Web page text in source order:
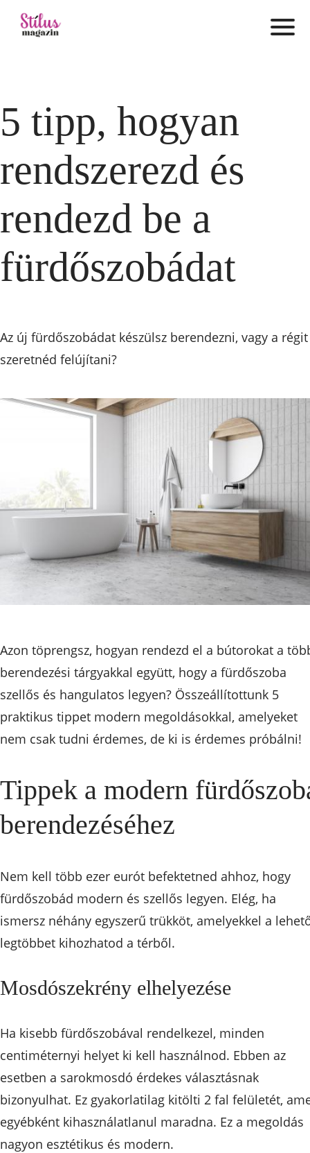
5 tipp, hogyan
rendszerezd és
rendezd be a
fürdőszobádat
Az új fürdőszobádat készülsz berendezni, vagy a régit
szeretnéd felújítani?
Azon töprengsz, hogyan rendezd el a bútorokat a
berendezési tárgyakkal együtt, hogy a fürdőszoba
szellős és hangulatos legyen? Összeállítottunk 5
praktikus tippet modern megoldásokkal, amelyeket
nem csak tudni érdemes, de ki is érdemes próbálni!
Tippek a modern
berendezéséhez
Nem kell több ezer eurót befektetned ahhoz, hogy
fürdőszobád modern és szellős legyen. Elég, ha
ismersz néhány egyszerű trükköt, amelyekkel a
legtöbbet kihozhatod a térből.
Mosdószekrény elhelyezése
Ha kisebb fürdőszobával rendelkezel, minden
centiméternyi helyet ki kell használnod. Ebben az
esetben a sarokmosdó érdekes választásnak
bizonyulhat. Ez gyakorlatilag kitölti 2 fal felületét,
egyébként kihasználatlanul maradna. Ez a megoldás
nagyon esztétikus és modern.